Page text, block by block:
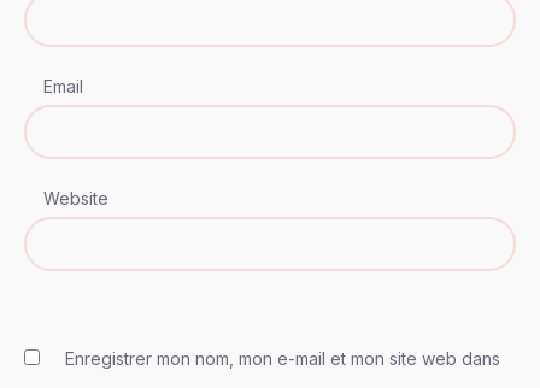
Email
Website
Enregistrer mon nom, mon e-mail et mon site web dans